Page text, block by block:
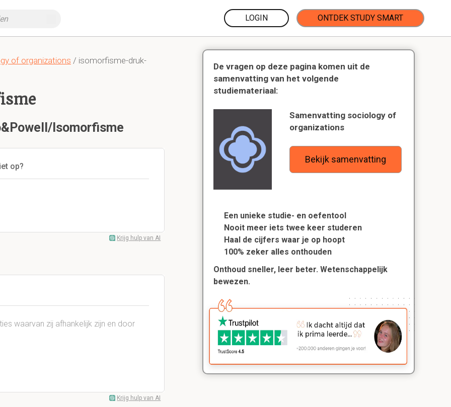
LOGIN ONTDEK STUDY SMART
of organizations / isomorfisme-druk-
Isomorfisme
op?
Krijg hulp van AI
waarvan zij afhankelijk zijn en door
Krijg hulp van AI
De vragen op deze pagina komen uit de
samenvatting van het volgende
studiemateriaal:
Samenvatting sociology of
organizations
Bekijk samenvatting
Een unieke studie- en oefentool
Nooit meer iets twee keer studeren
Haal de cijfers waar je op hoopt
100% zeker alles onthouden
Onthoud sneller, leer beter. Wetenschappelijk
bewezen.